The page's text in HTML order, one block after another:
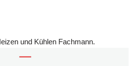
und Kühlen Fachmann.